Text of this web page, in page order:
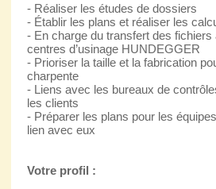
- Réaliser les études de dossiers
- Établir les plans et réaliser les
- En charge du transfert des fichiers
centres d’usinage HUNDEGGER
- Prioriser la taille et la fabrication
charpente
- Liens avec les bureaux de
les clients
- Préparer les plans pour les
lien avec eux
Votre profil :